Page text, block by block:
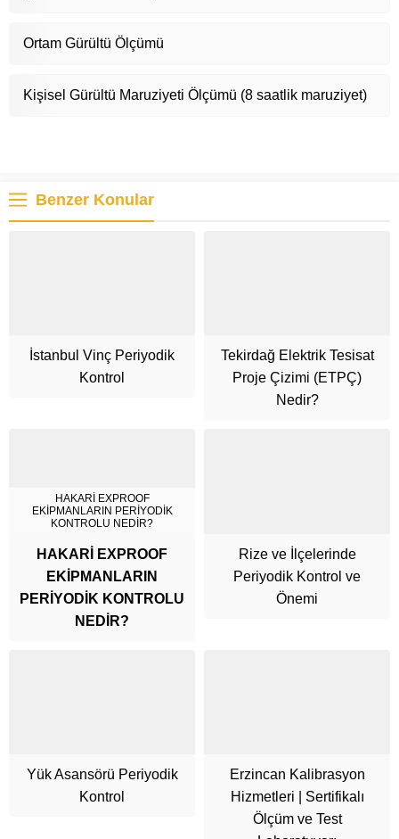
Ortam Gürültü Ölçümü
Kişisel Gürültü Maruziyeti Ölçümü (8 saatlik maruziyet)
Benzer Konular
İstanbul Vinç Periyodik
Kontrol
Tekirdağ Elektrik Tesisat
Proje Çizimi (ETPÇ)
Nedir?
HAKARİ EXPROOF
EKİPMANLARIN PERİYODİK
KONTROLU NEDİR?
HAKARİ EXPROOF
EKİPMANLARIN
PERİYODİK KONTROLU
NEDİR?
Rize ve İlçelerinde
Periyodik Kontrol ve
Önemi
Yük Asansörü Periyodik
Kontrol
Erzincan Kalibrasyon
Hizmetleri | Sertifikalı
Ölçüm ve Test